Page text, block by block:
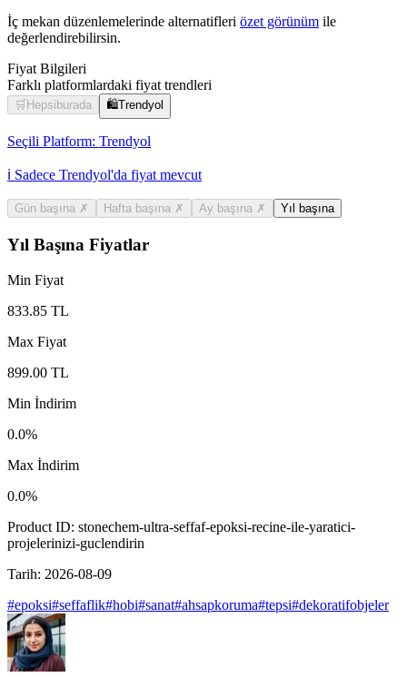
İç mekan düzenlemelerinde alternatifleri özet görünüm ile
değerlendirebilirsin.
Fiyat Bilgileri
Farklı platformlardaki fiyat trendleri
🛒 Hepsiburada 🛍️Trendyol
Seçili Platform: Trendyol
ℹ️ Sadece Trendyol'da fiyat mevcut
Gün başına ✗ Hafta başına ✗ Ay başına ✗ Yıl başına
Yıl Başına Fiyatlar
Min Fiyat
833.85 TL
Max Fiyat
899.00 TL
Min İndirim
0.0%
Max İndirim
0.0%
Product ID: stonechem-ultra-seffaf-epoksi-recine-ile-yaratici-
projelerinizi-guclendirin
Tarih: 2026-08-09
#epoksi#seffaflik#hobi#sanat#ahsapkoruma#tepsi#dekoratifobjeler